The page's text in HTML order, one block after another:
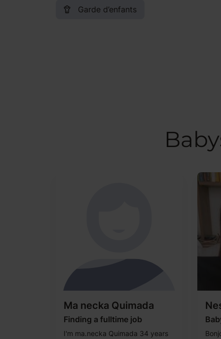
Garde d’enfants
Ma necka Quimada
Finding a fulltime job
I'm ma.necka Quimada 34 years